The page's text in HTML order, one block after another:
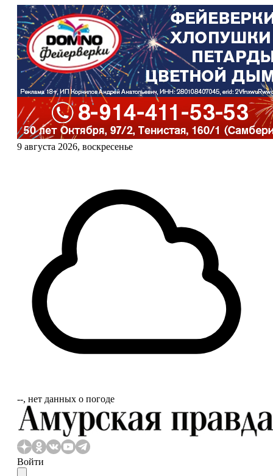
9 августа 2026, воскресенье
‐‐, нет данных о погоде
Войти